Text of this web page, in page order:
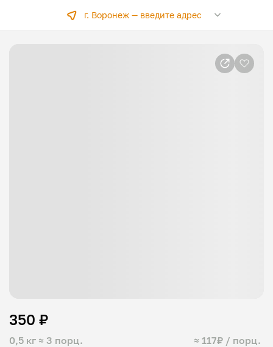
г. Воронеж —введите адрес
0,5 кг ≈ 3 порц. ≈ 117₽ / порц.
350 ₽